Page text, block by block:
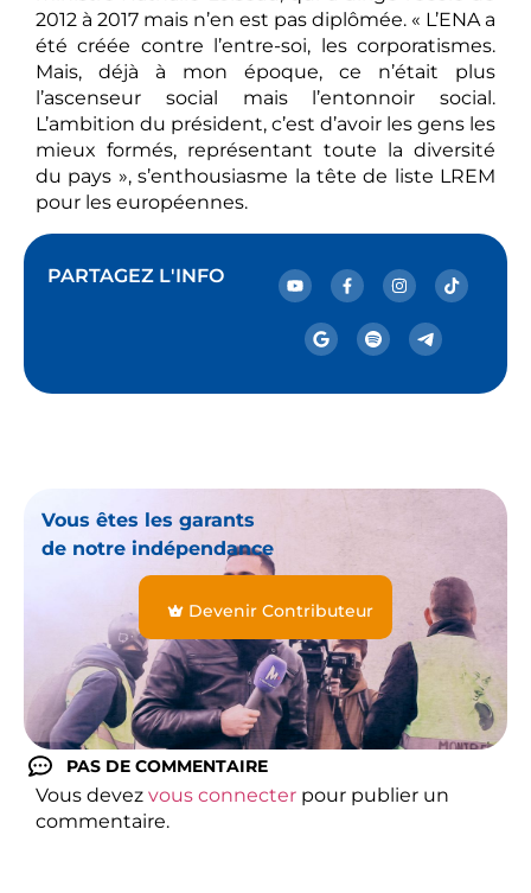
2012 à 2017 mais n’en est pas diplômée. « L’ENA a
été créée contre l’entre-soi, les corporatismes.
Mais, déjà à mon époque, ce n’était plus
l’ascenseur social mais l’entonnoir social.
L’ambition du président, c’est d’avoir les gens les
mieux formés, représentant toute la diversité
du pays », s’enthousiasme la tête de liste LREM
pour les européennes.
PARTAGEZ L'INFO
Vous êtes les garants
de notre indépendance
Devenir Contributeur
PAS DE COMMENTAIRE
Vous devez vous connecter pour publier un
commentaire.